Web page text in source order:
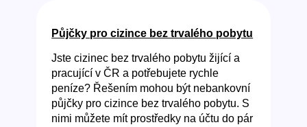
Půjčky pro cizince bez trvalého pobytu
Jste cizinec bez trvalého pobytu žijící a
pracující v ČR a potřebujete rychle
peníze? Řešením mohou být nebankovní
půjčky pro cizince bez trvalého pobytu. S
nimi můžete mít prostředky na účtu do pár